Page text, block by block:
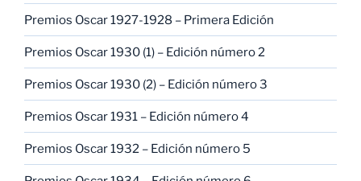
Premios Oscar 1927-1928 – Primera Edición
Premios Oscar 1930 (1) – Edición número 2
Premios Oscar 1930 (2) – Edición número 3
Premios Oscar 1931 – Edición número 4
Premios Oscar 1932 – Edición número 5